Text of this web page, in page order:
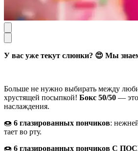
У вас уже текут слюнки? 😍 Мы
Больше не нужно выбирать между
хрустящей посыпкой! Бокс 50/50 — это
наслаждения.
🍩 6 глазированных пончиков:
тает во рту.
🍩 6 глазированных пончиков С